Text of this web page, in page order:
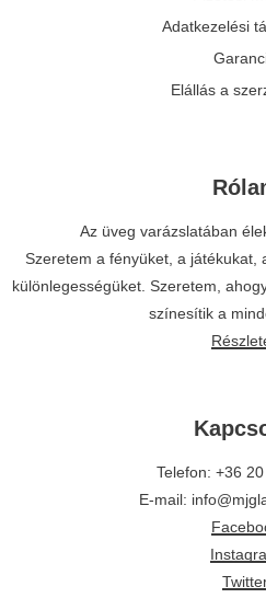
Adatkezelési
Elállás a
Az üveg varázslatában
Szeretem a fényüket, a játékukat,
különlegességüket. Szeretem,
színesítik a
Telefon: +36
E-mail: